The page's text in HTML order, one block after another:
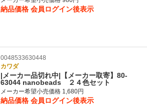
納品価格 会員ログイン後表示
0048533630448
カワダ
|メーカー品切れ中|【メーカー取寄】80-
63044 nanobeads ２４色セット
メーカー希望小売価格 1,680円
納品価格 会員ログイン後表示